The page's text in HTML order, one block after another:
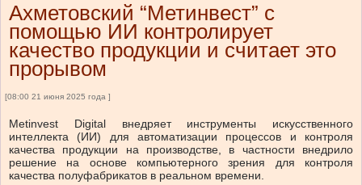
Ахметовский “Метинвест” с
помощью ИИ контролирует
качество продукции и считает это
прорывом
[08:00 21 июня 2025 года ]
Metinvest Digital внедряет инструменты искусственного
интеллекта (ИИ) для автоматизации процессов и контроля
качества продукции на производстве, в частности внедрило
решение на основе компьютерного зрения для контроля
качества полуфабрикатов в реальном времени.